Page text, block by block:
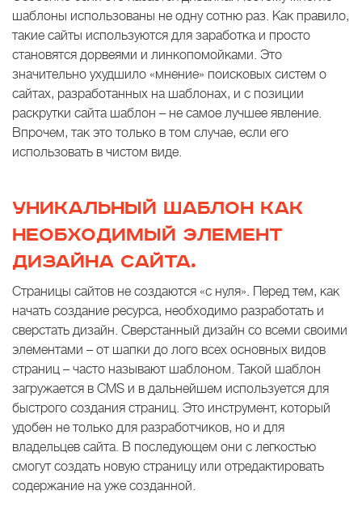
шаблоны использованы не одну сотню раз. Как правило,
такие сайты используются для заработка и просто
становятся дорвеями и линкопомойками. Это
значительно ухудшило «мнение» поисковых систем о
сайтах, разработанных на шаблонах, и с позиции
раскрутки сайта шаблон – не самое лучшее явление.
Впрочем, так это только в том случае, если его
использовать в чистом виде.
УНИКАЛЬНЫЙ ШАБЛОН КАК
НЕОБХОДИМЫЙ ЭЛЕМЕНТ
ДИЗАЙНА САЙТА.
Страницы сайтов не создаются «с нуля». Перед тем, как
начать создание ресурса, необходимо разработать и
сверстать дизайн. Сверстанный дизайн со всеми своими
элементами – от шапки до лого всех основных видов
страниц – часто называют шаблоном. Такой шаблон
загружается в CMS и в дальнейшем используется для
быстрого создания страниц. Это инструмент, который
удобен не только для разработчиков, но и для
владельцев сайта. В последующем они с легкостью
смогут создать новую страницу или отредактировать
содержание на уже созданной.